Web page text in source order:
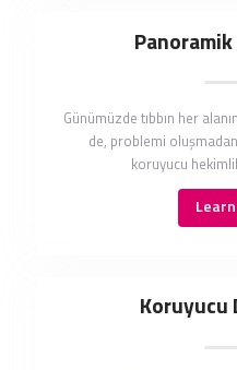
Günümüzde tıbbın her
de, problemi
koruyucu
Koruyucu